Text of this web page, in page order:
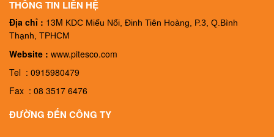
THÔNG TIN LIÊN HỆ
Địa chỉ : 13M KDC Miếu Nổi, Đinh Tiên Hoàng, P.3, Q.Bình
Thạnh, TPHCM
Website : www.pitesco.com
Tel : 0915980479
Fax : 08 3517 6476
ĐƯỜNG ĐẾN CÔNG TY